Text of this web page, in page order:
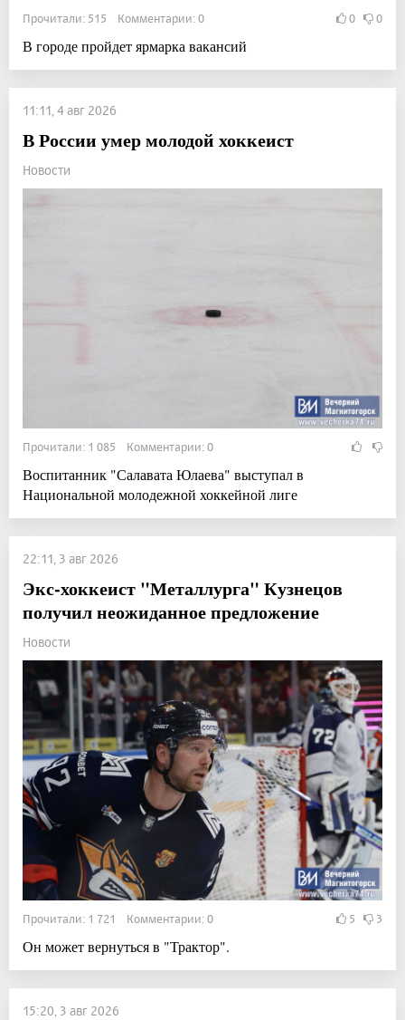
Прочитали: 515 Комментарии: 0 0 0
В городе пройдет ярмарка вакансий
11:11, 4 авг 2026
В России умер молодой хоккеист
Новости
Прочитали: 1 085 Комментарии: 0
Воспитанник "Салавата Юлаева" выступал в
Национальной молодежной хоккейной лиге
22:11, 3 авг 2026
Экс-хоккеист "Металлурга" Кузнецов
получил неожиданное предложение
Новости
Прочитали: 1 721 Комментарии: 0 5 3
Он может вернуться в "Трактор".
15:20, 3 авг 2026